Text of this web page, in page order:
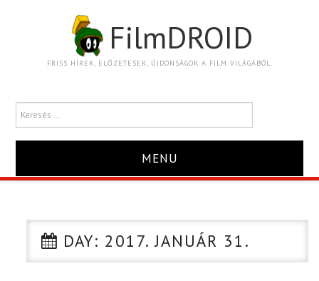
FilmDROID
FRISS HÍREK, ELŐZETESEK, ÚJDONSÁGOK A FILM VILÁGÁBÓL.
MENU
TRAILERDAY: 2017. JANUÁR 31.